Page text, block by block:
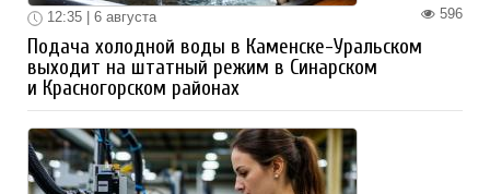
596
12:35 | 6 августа
Подача холодной воды в Каменске-Уральском
выходит на штатный режим в Синарском
и Красногорском районах